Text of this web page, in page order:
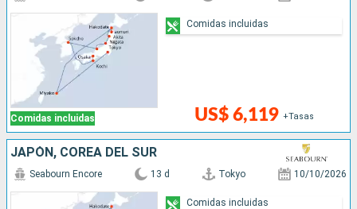
Comidas incluidas US$ 6,119 +Tasas
Comidas incluidas
JAPÓN, COREA DEL SUR
Seabourn Encore 13 d Tokyo 10/10/2026
Comidas incluidas